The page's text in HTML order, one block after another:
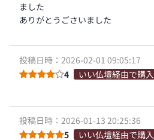
ました
ありがとうごさいました
投稿日時：2026-02-01 09:05:17
4
いい仏壇経由で購入
投稿日時：2026-01-13 20:25:36
5
いい仏壇経由で購入